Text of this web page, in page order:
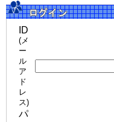
ID
(メ
ー
ル
ア
ド
レ
ス)
パ